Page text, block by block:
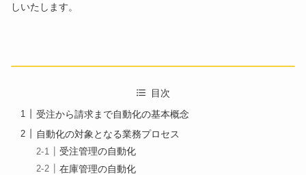
しいたします。
目次
受注から請求まで自動化の基本概念
自動化の対象となる業務プロセス
受注管理の自動化
在庫管理の自動化